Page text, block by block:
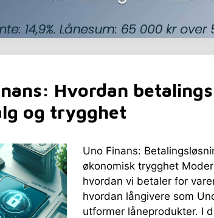
Hvordan
og trygghet
Uno Finans:
økonomisk trygghet
hvordan vi betaler for
hvordan långivere som
utformer låneprodukter. I